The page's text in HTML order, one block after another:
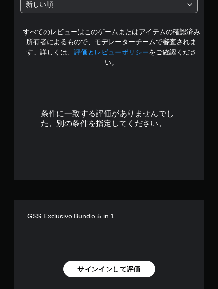
新しい順
すべてのレビューはこのゲームまたはアイテムの確認済み
所有者によるもので、モデレーターチームで審査されま
す。詳しくは、 評価とレビューポリシーをご確認くださ
い。
条件に一致する評価がありませんでし
た。別の条件を指定してください。
GSS Exclusive Bundle 5 in 1
サインインして評価